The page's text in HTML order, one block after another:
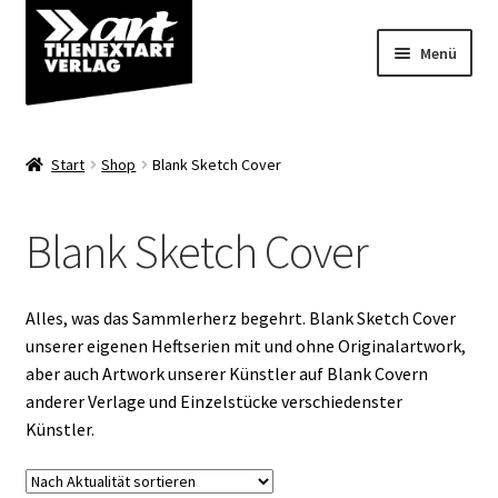
Zur
Navigation
springen
Zum
Inhalt
springen
Menü
Comics
Variantcover
Blank Sketch Cover
Artbooks/Alben/Bücher
Poldi und Poldiline
Start Shop Blank Sketch Cover
Blank Sketch Cover
Alles, was das Sammlerherz begehrt. Blank Sketch Cover
unserer eigenen Heftserien mit und ohne Originalartwork,
aber auch Artwork unserer Künstler auf Blank Covern
anderer Verlage und Einzelstücke verschiedenster
Künstler.